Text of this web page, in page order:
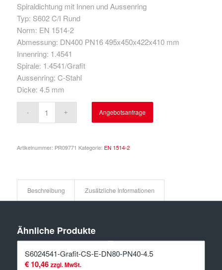
Spiraldichtung mit Innen und Aussenring
Typ: S602 C/I Rund
Norm: EN 1514-2
Abmessung: DN400 PN16 495x450x422x410 mm
Innenring: 1.4541
Spirale: 1.4541/Grafit
Aussenring: C-Stahl
Dicke: 4.5 mm
Angebotsanfrage
Artikelnummer: PR09771 Kategorie: EN 1514-2
Beschreibung Zusätzliche Informationen
Ähnliche Produkte
S6024541-Grafit-CS-E-DN80-PN40-4.5
€10,46 zzgl. MwSt.